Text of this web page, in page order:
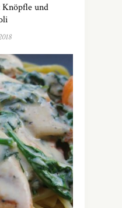
und